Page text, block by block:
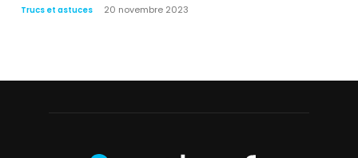
Trucs et astuces 20 novembre 2023